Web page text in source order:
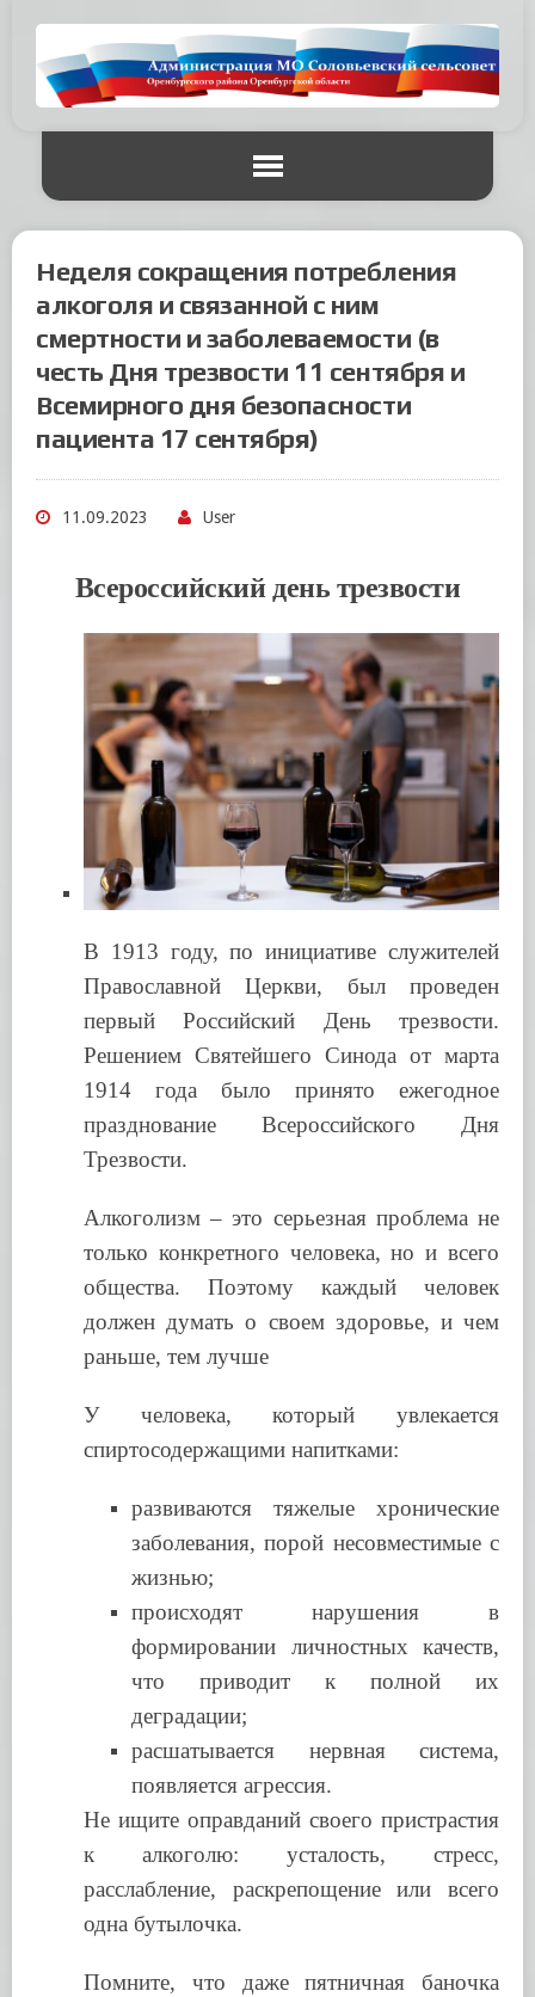
Неделя сокращения потребления
алкоголя и связанной с ним
смертности и заболеваемости (в
честь Дня трезвости 11 сентября и
Всемирного дня безопасности
пациента 17 сентября)
11.09.2023 User
Всероссийский день трезвости
В 1913 году, по инициативе служителей
Православной Церкви, был проведен
первый Российский День трезвости.
Решением Святейшего Синода от марта
1914 года было принято ежегодное
празднование Всероссийского Дня
Трезвости.
Алкоголизм – это серьезная проблема не
только конкретного человека, но и всего
общества. Поэтому каждый человек
должен думать о своем здоровье, и чем
раньше, тем лучше
У человека, который увлекается
спиртосодержащими напитками:
развиваются тяжелые хронические
заболевания, порой несовместимые с
жизнью;
происходят нарушения в
формировании личностных качеств,
что приводит к полной их
деградации;
расшатывается нервная система,
появляется агрессия.
Не ищите оправданий своего пристрастия
к алкоголю: усталость, стресс,
расслабление, раскрепощение или всего
одна бутылочка.
Помните, что даже пятничная баночка